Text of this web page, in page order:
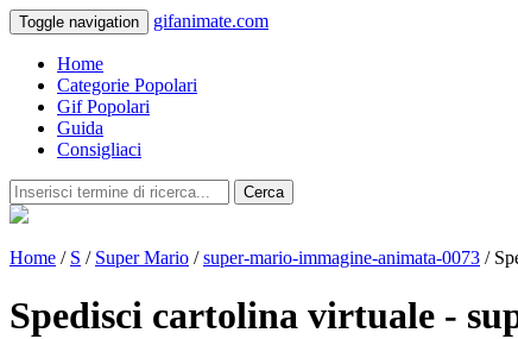
Toggle navigation gifanimate.com
Home
Categorie Popolari
Gif Popolari
Guida
Consigliaci
Cerca
Home / S / Super Mario /super-mario-immagine-animata-0073 /
Spedisci cartolina virtuale -